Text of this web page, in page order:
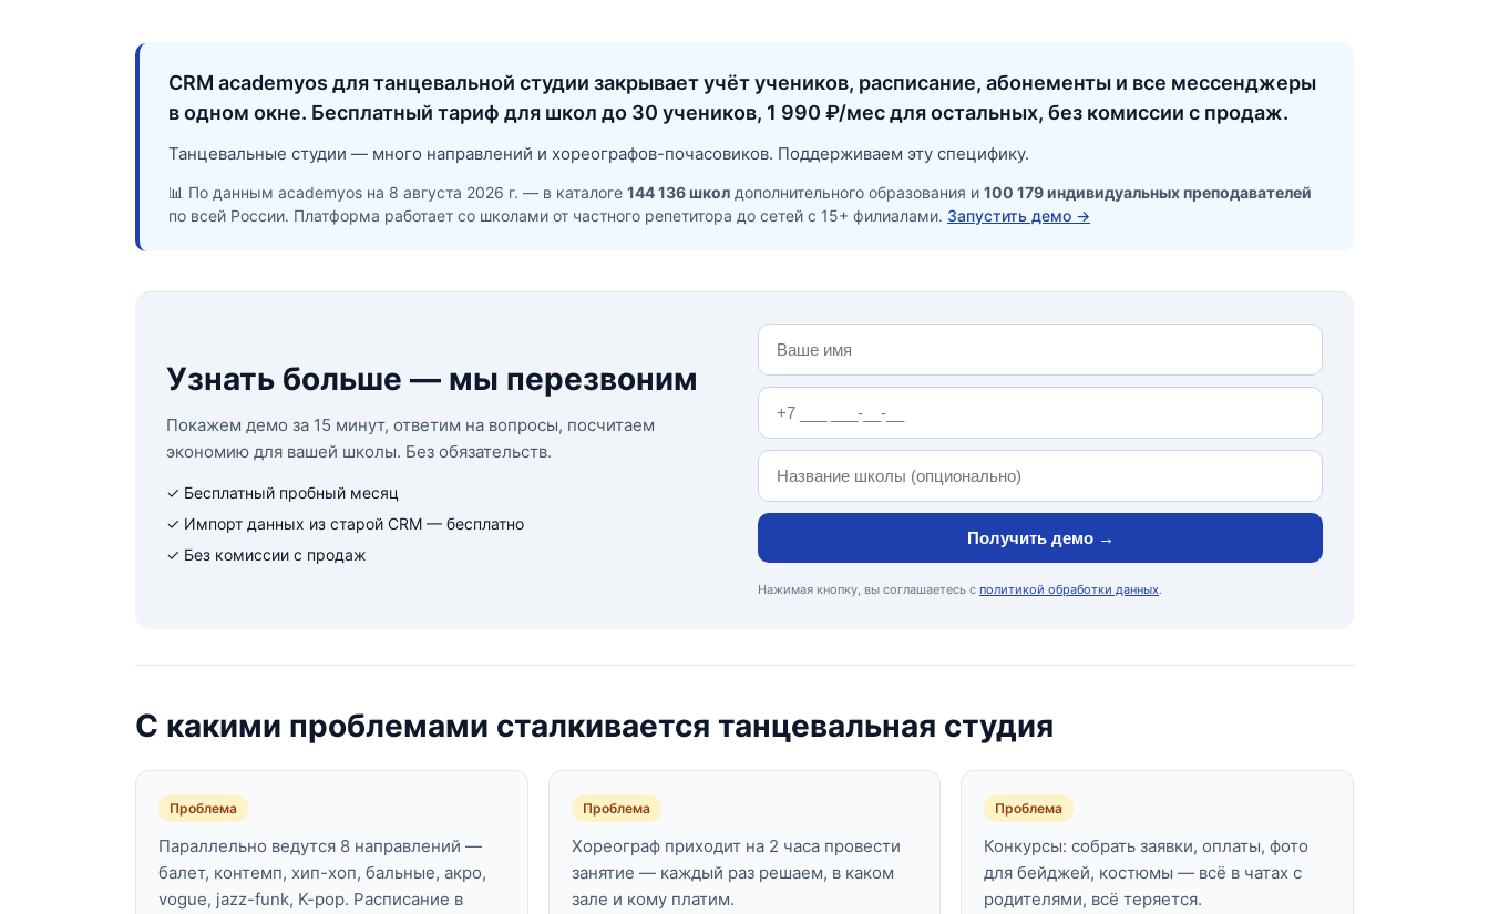
CRM academyos для танцевальной студии закрывает учёт учеников, расписание, абонементы и все мессенджеры
в одном окне. Бесплатный тариф для школ до 30 учеников, 1 990 ₽/мес для остальных, без комиссии с продаж.
Танцевальные студии — много направлений и хореографов-почасовиков. Поддерживаем эту специфику.
📊 По данным academyos на 8 августа 2026 г. — в каталоге 144 136 школ дополнительного образования и 100 179 индивидуальных преподавателей
по всей России. Платформа работает со школами от частного репетитора до сетей с 15+ филиалами. Запустить демо →
Узнать больше — мы перезвоним
Покажем демо за 15 минут, ответим на вопросы, посчитаем
экономию для вашей школы. Без обязательств.
✓ Бесплатный пробный месяц
✓ Импорт данных из старой CRM — бесплатно
✓ Без комиссии с продаж
Получить демо →
Нажимая кнопку, вы соглашаетесь с политикой обработки данных.
С какими проблемами сталкивается танцевальная студия
Проблема
Параллельно ведутся 8 направлений —
балет, контемп, хип-хоп, бальные, акро,
vogue, jazz-funk, K-pop. Расписание в
Проблема
Хореограф приходит на 2 часа провести
занятие — каждый раз решаем, в каком
зале и кому платим.
Проблема
Конкурсы: собрать заявки, оплаты, фото
для бейджей, костюмы — всё в чатах с
родителями, всё теряется.